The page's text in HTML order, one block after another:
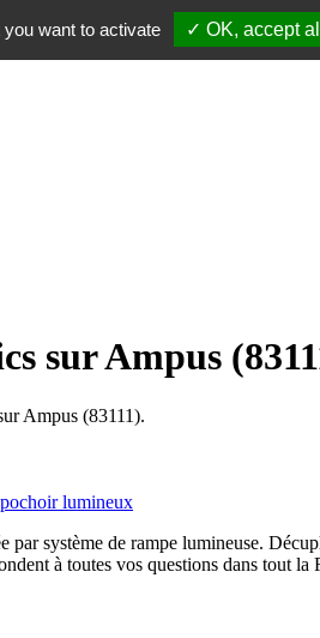
sur Ampus
Ampus (83111).
système de rampe lumineuse.
à toutes vos questions dans tout la
want to activate ✓ OK, accept all